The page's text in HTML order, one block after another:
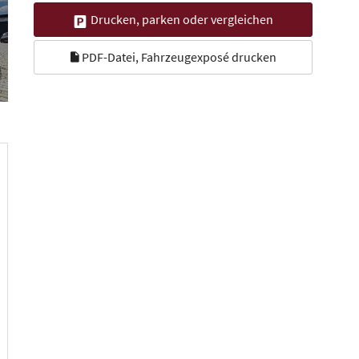
Drucken, parken oder vergleichen
PDF-Datei, Fahrzeugexposé drucken